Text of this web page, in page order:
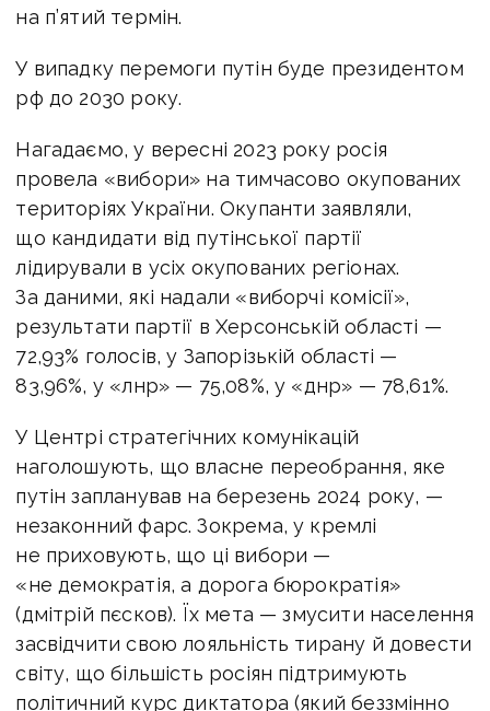
на п’ятий термін.
У випадку перемоги путін буде президентом
рф до 2030 року.
Нагадаємо, у вересні 2023 року росія
провела «вибори» на тимчасово окупованих
територіях України. Окупанти заявляли,
що кандидати від путінської партії
лідирували в усіх окупованих регіонах.
За даними, які надали «виборчі комісії»,
результати партії в Херсонській області —
72,93% голосів, у Запорізькій області —
83,96%, у «лнр» — 75,08%, у «днр» — 78,61%.
У Центрі стратегічних комунікацій
наголошують, що власне переобрання, яке
путін запланував на березень 2024 року, —
незаконний фарс. Зокрема, у кремлі
не приховують, що ці вибори —
«не демократія, а дорога бюрократія»
(дмітрій пєсков). Їх мета — змусити населення
засвідчити свою лояльність тирану й довести
світу, що більшість росіян підтримують
політичний курс диктатора (який беззмінно